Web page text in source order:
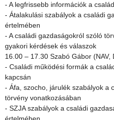
- A legfrissebb információk a
- Átalakulási szabályok a családi
értelmében
- A családi gazdaságokról szóló
gyakori kérdések és válaszok
16.00 – 17.30 Szabó Gábor
- Családi működési formák a
kapcsán
- Áfa, szocho, járulék szabályok a
törvény vonatkozásában
- SZJA szabályok a családi